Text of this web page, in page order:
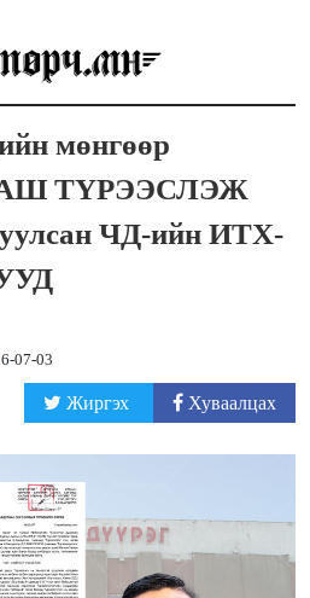
мөнгөөр
ТҮРЭЭСЛЭЖ
ЧД-ийн ИТХ-
07-03
Жиргэх Хуваалцах